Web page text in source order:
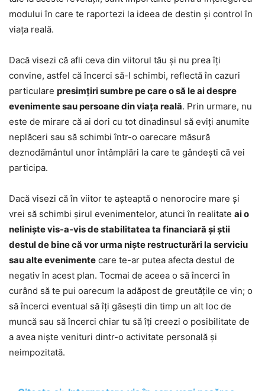
modului în care te raportezi la ideea de destin și control în
viața reală.
Dacă visezi că afli ceva din viitorul tău și nu prea îți
convine, astfel că încerci să-l schimbi, reflectă în cazuri
particulare presimțiri sumbre pe care o să le ai despre
evenimente sau persoane din viața reală. Prin urmare, nu
este de mirare că ai dori cu tot dinadinsul să eviți anumite
neplăceri sau să schimbi într-o oarecare măsură
deznodământul unor întâmplări la care te gândești că vei
participa.
Dacă visezi că în viitor te așteaptă o nenorocire mare și
vrei să schimbi șirul evenimentelor, atunci în realitate ai o
neliniște vis-a-vis de stabilitatea ta financiară și știi
destul de bine că vor urma niște restructurări la serviciu
sau alte evenimente care te-ar putea afecta destul de
negativ în acest plan. Tocmai de aceea o să încerci în
curând să te pui oarecum la adăpost de greutățile ce vin; o
să încerci eventual să îți găsești din timp un alt loc de
muncă sau să încerci chiar tu să îți creezi o posibilitate de
a avea niște venituri dintr-o activitate personală și
neimpozitată.